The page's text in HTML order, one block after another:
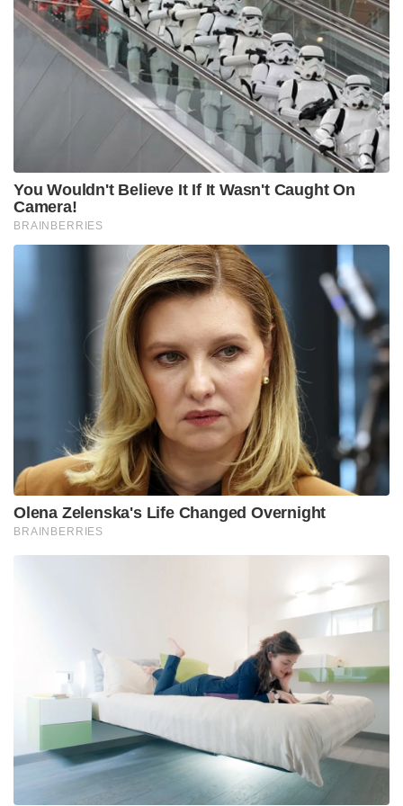
You Wouldn't Believe It If It Wasn't Caught On
Camera!
BRAINBERRIES
Olena Zelenska's Life Changed Overnight
BRAINBERRIES